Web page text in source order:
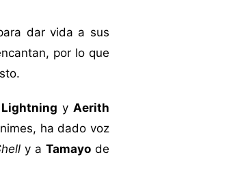
dar vida a sus
por lo que
Lightning y Aerith
ha dado voz
y a Tamayode